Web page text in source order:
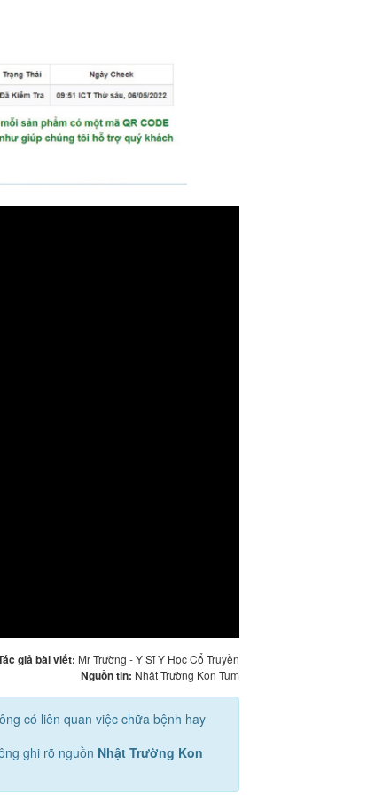
giả bài viết: Mr Trường - Y Sĩ Y Học Cổ Truyền
Nguồn tin: Nhật Trường Kon Tum
có liên quan việc chữa bệnh hay
ghi rõ nguồn Nhật Trường Kon